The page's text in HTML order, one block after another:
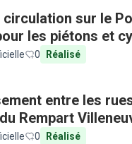
circulation sur le
les piétons et
0 Réalisé
entre les
Rempart
0 Réalisé